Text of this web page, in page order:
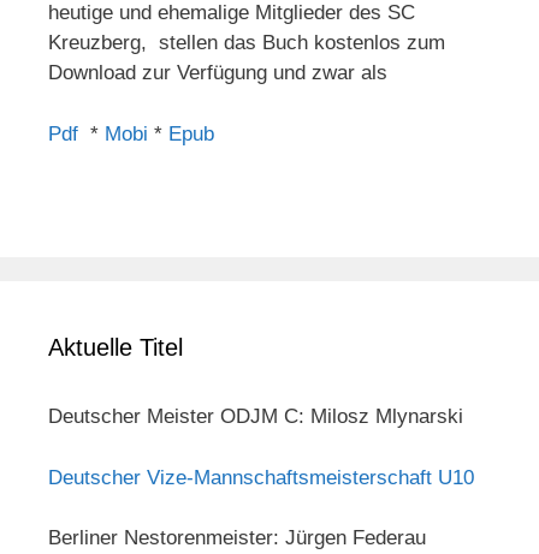
heutige und ehemalige Mitglieder des SC
Kreuzberg, stellen das Buch kostenlos zum
Download zur Verfügung und zwar als
Pdf * Mobi * Epub
Aktuelle Titel
Deutscher Meister ODJM C: Milosz Mlynarski
Deutscher Vize-Mannschaftsmeisterschaft U10
Berliner Nestorenmeister: Jürgen Federau